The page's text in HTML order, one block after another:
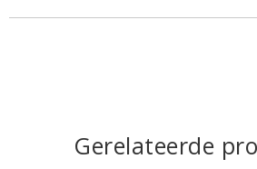
Gerelateerde